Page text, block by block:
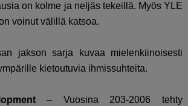
on kolme ja neljäs tekeillä. Myös YLE
voinut välillä katsoa.
jakson sarja kuvaa mielenkiinoisesti
kietoutuvia ihmissuhteita.
– Vuosina 203-2006 tehty